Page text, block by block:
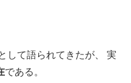
して語られてきたが、 実
である。